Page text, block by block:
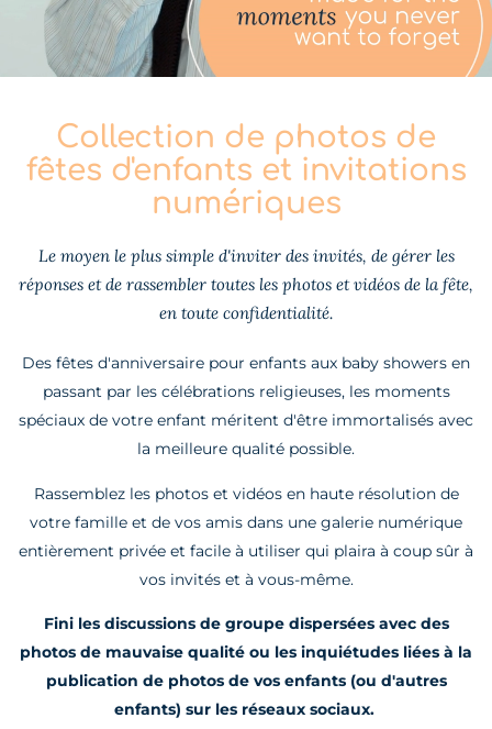
Collection de photos de
fêtes d'enfants et invitations
numériques
Le moyen le plus simple d'inviter des invités, de gérer les
réponses et de rassembler toutes les photos et vidéos de la fête,
en toute confidentialité.
Des fêtes d'anniversaire pour enfants aux baby showers en
passant par les célébrations religieuses, les moments
spéciaux de votre enfant méritent d'être immortalisés avec
la meilleure qualité possible.
Rassemblez les photos et vidéos en haute résolution de
votre famille et de vos amis dans une galerie numérique
entièrement privée et facile à utiliser qui plaira à coup sûr à
vos invités et à vous-même.
Fini les discussions de groupe dispersées avec des
photos de mauvaise qualité ou les inquiétudes liées à la
publication de photos de vos enfants (ou d'autres
enfants) sur les réseaux sociaux.